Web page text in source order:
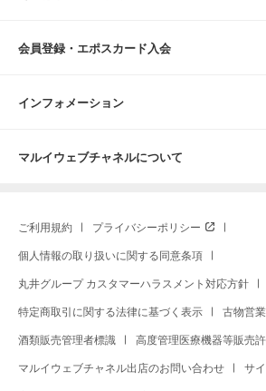
会員登録・エポスカード入会
インフォメーション
マルイウェブチャネルについて
ご利用規約 プライバシーポリシー
個人情報の取り扱いに関する同意条項
丸井グループ カスタマーハラスメント対応方針
特定商取引に関する法律に基づく表示 古物営
酒類販売管理者標識 高度管理医療機器等販売
マルイウェブチャネル出店のお問い合わせ サ